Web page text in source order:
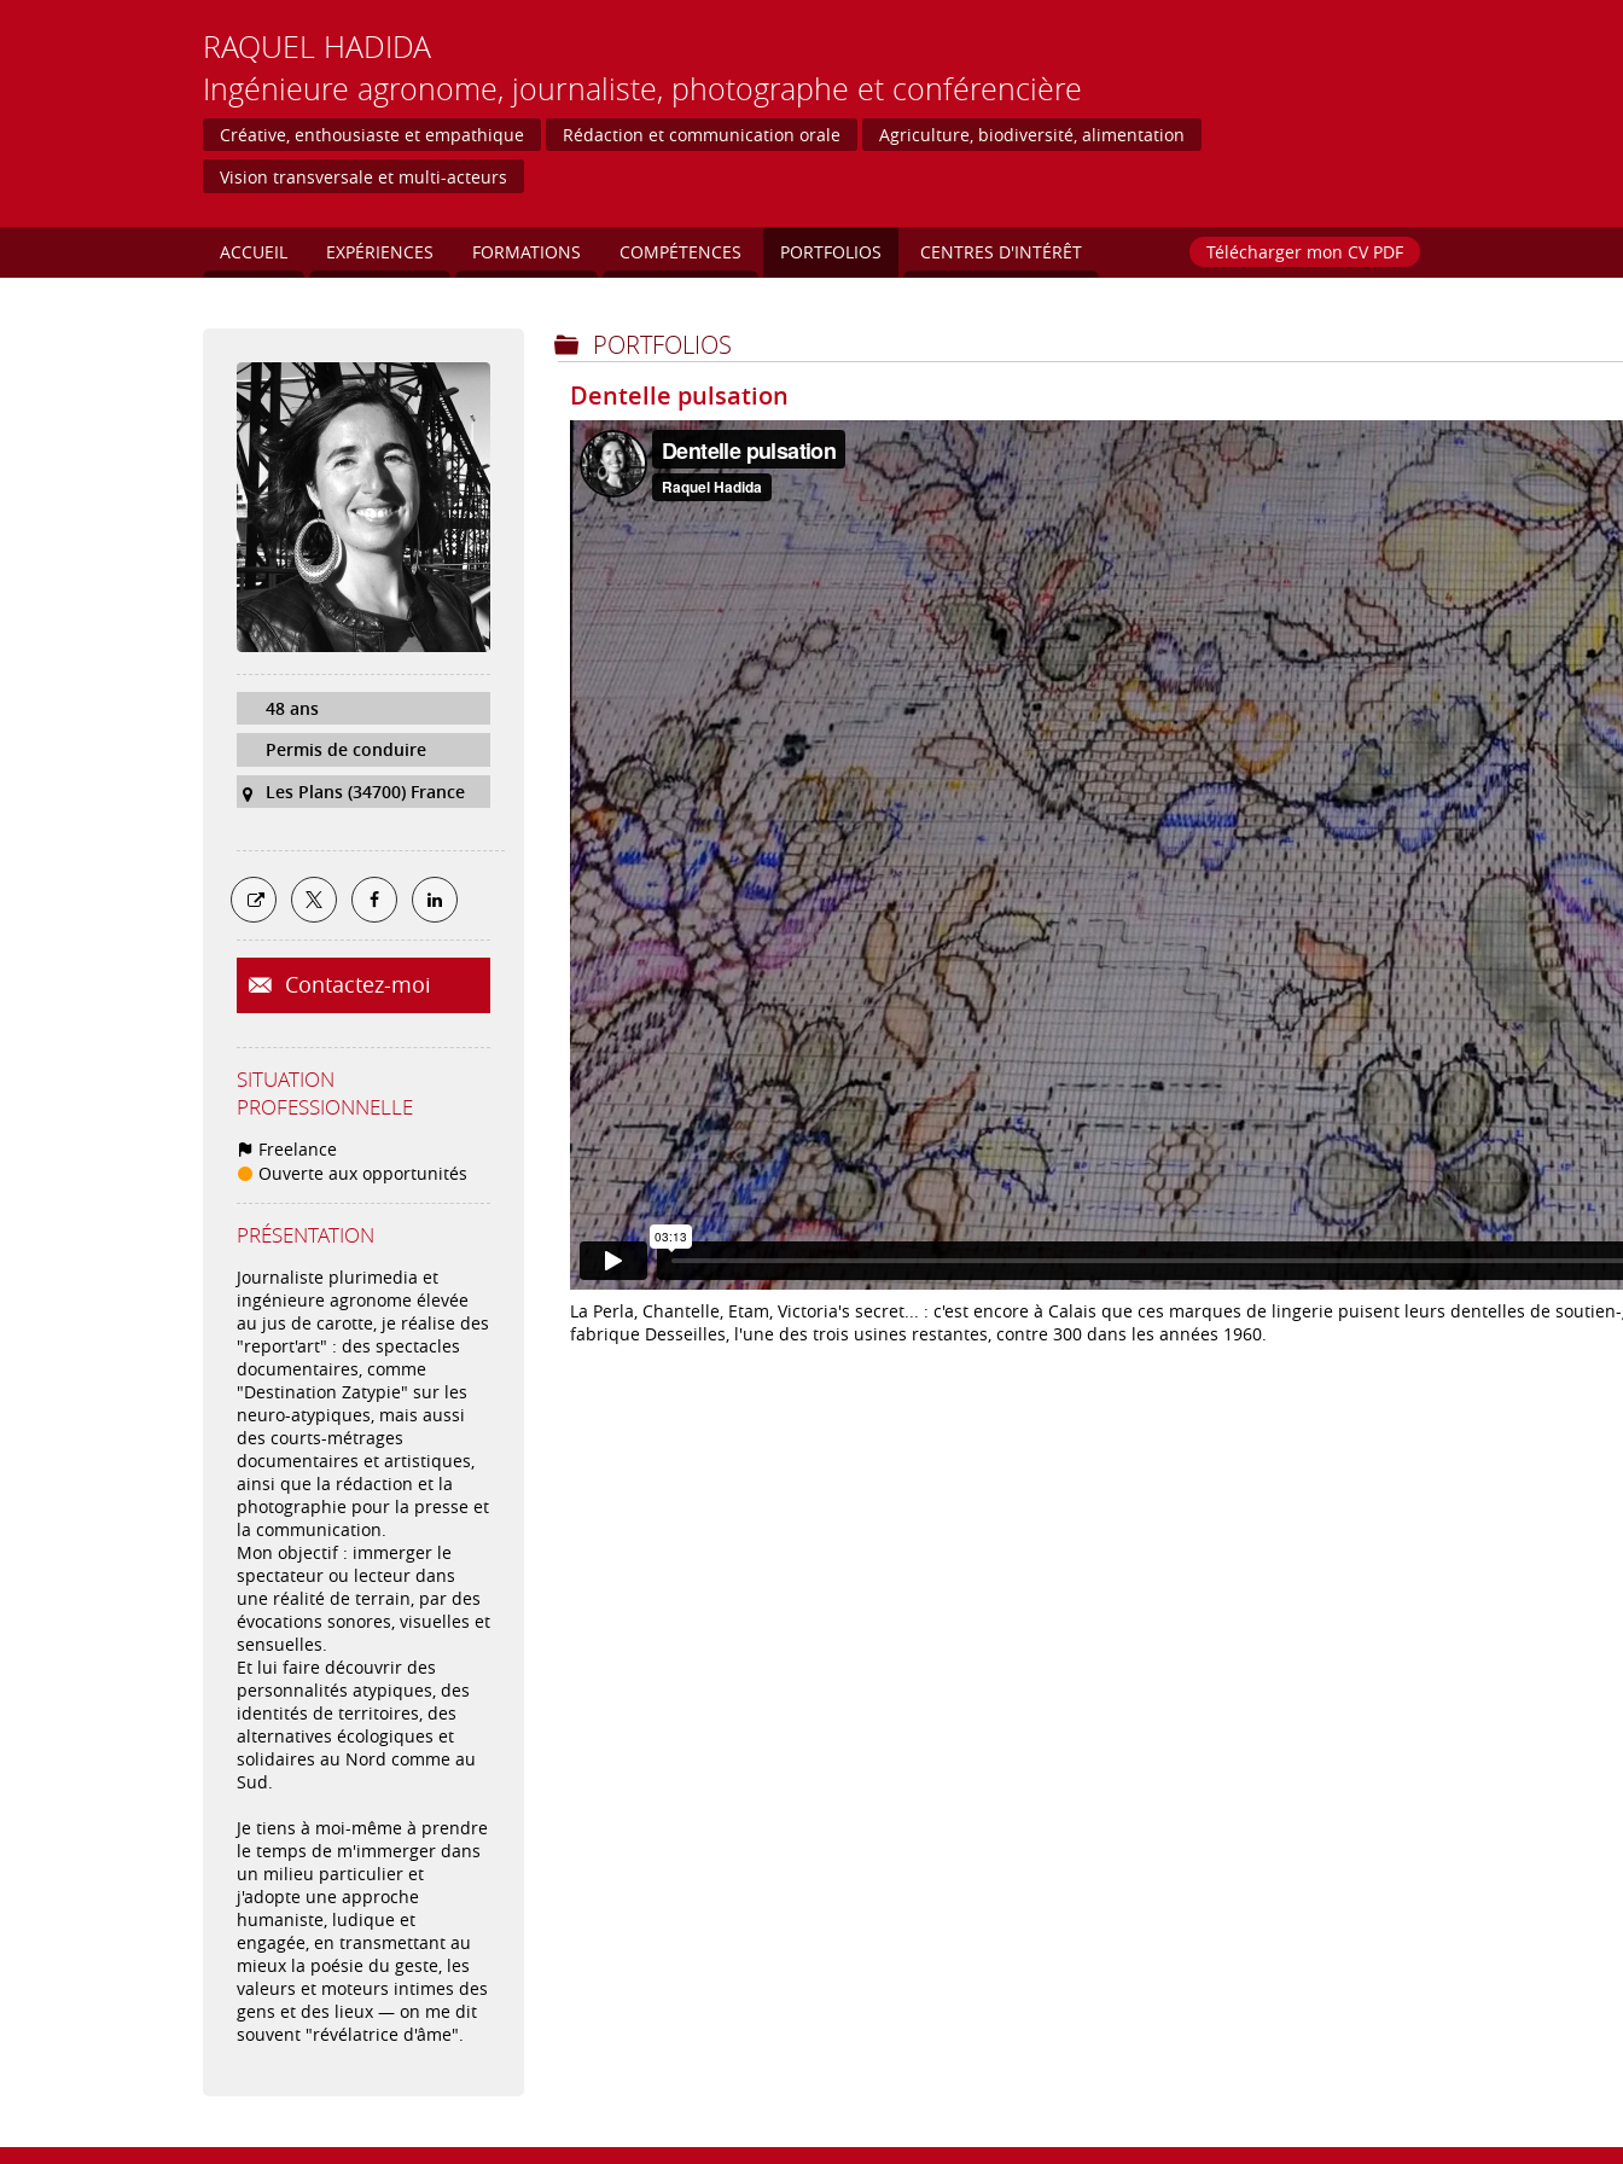
RAQUEL HADIDA
Ingénieure agronome, journaliste, photographe et conférencière
Créative, enthousiaste et empathique Rédaction et communication orale
Agriculture, biodiversité, alimentation
Vision transversale et multi-acteurs
ACCUEIL EXPÉRIENCES FORMATIONS COMPÉTENCES PORTFOLIOS CENTRES D'INTÉRÊT Télécharger mon CV PDF
48 ans
Permis de conduire
Les Plans (34700) France
Contactez-moi
SITUATION
PROFESSIONNELLE
Freelance
Ouverte aux opportunités
PRÉSENTATION
Journaliste plurimedia et
ingénieure agronome élevée
au jus de carotte, je réalise des
"report'art" : des spectacles
documentaires, comme
"Destination Zatypie" sur les
neuro-atypiques, mais aussi
des courts-métrages
documentaires et artistiques,
ainsi que la rédaction et la
photographie pour la presse et
la communication.
Mon objectif : immerger le
spectateur ou lecteur dans
une réalité de terrain, par des
évocations sonores, visuelles et
sensuelles.
Et lui faire découvrir des
personnalités atypiques, des
identités de territoires, des
alternatives écologiques et
solidaires au Nord comme au
Sud.
Je tiens à moi-même à prendre
le temps de m'immerger dans
un milieu particulier et
j'adopte une approche
humaniste, ludique et
engagée, en transmettant au
mieux la poésie du geste, les
valeurs et moteurs intimes des
gens et des lieux — on me dit
souvent "révélatrice d'âme".
PORTFOLIOS
Dentelle pulsation
La Perla, Chantelle, Etam, Victoria's secret... : c'est encore à Calais que ces marques de lingerie puisent leurs dentelles de
fabrique Desseilles, l'une des trois usines restantes, contre 300 dans les années 1960.